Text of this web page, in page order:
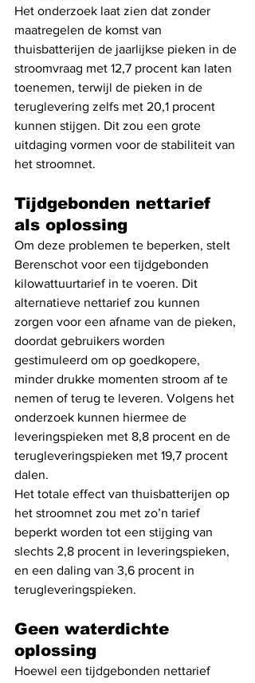
Het onderzoek laat zien dat zonder
maatregelen de komst van
thuisbatterijen de jaarlijkse pieken in de
stroomvraag met 12,7 procent kan laten
toenemen, terwijl de pieken in de
teruglevering zelfs met 20,1 procent
kunnen stijgen. Dit zou een grote
uitdaging vormen voor de stabiliteit van
het stroomnet.
Tijdgebonden nettarief
als oplossing
Om deze problemen te beperken, stelt
Berenschot voor een tijdgebonden
kilowattuurtarief in te voeren. Dit
alternatieve nettarief zou kunnen
zorgen voor een afname van de pieken,
doordat gebruikers worden
gestimuleerd om op goedkopere,
minder drukke momenten stroom af te
nemen of terug te leveren. Volgens het
onderzoek kunnen hiermee de
leveringspieken met 8,8 procent en de
terugleveringspieken met 19,7 procent
dalen.
Het totale effect van thuisbatterijen op
het stroomnet zou met zo’n tarief
beperkt worden tot een stijging van
slechts 2,8 procent in leveringspieken,
en een daling van 3,6 procent in
terugleveringspieken.
Geen waterdichte
oplossing
Hoewel een tijdgebonden nettarief